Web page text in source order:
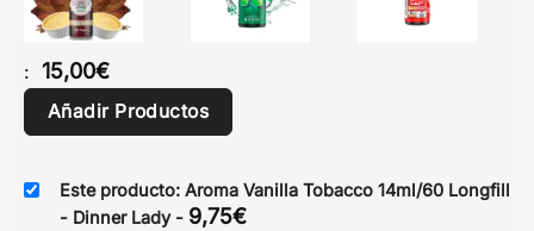
: 15,00€
Añadir Productos
Este producto: Aroma Vanilla Tobacco 14ml/60 Longfill
- Dinner Lady - 9,75€